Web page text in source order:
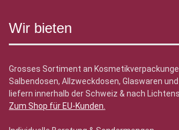
Wir bieten
Grosses Sortiment an
Salbendosen, Allzweckdosen, Glaswaren
liefern innerhalb der Schweiz & nach
Zum Shop für EU-Kunden.